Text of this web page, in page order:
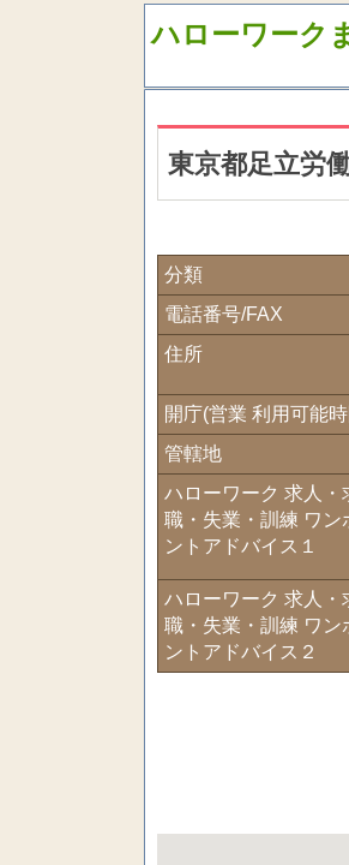
ハローワーク
東京都足立労
分類
電話番号/FAX
住所
開庁(営業 利用可能
管轄地
ハローワーク 求人・
職・失業・訓練 ワン
ントアドバイス１
ハローワーク 求人・
職・失業・訓練 ワン
ントアドバイス２